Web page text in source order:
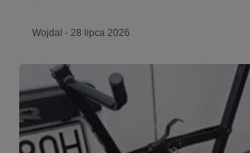
Wojdal - 28 lipca 2026